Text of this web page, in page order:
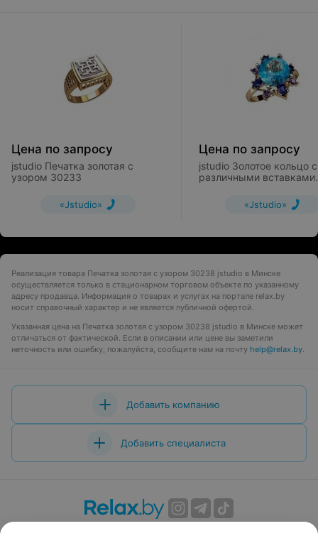
Цена по запросу
jstudio Печатка золотая с
узором 30233
«Jstudio»
Цена по запросу
jstudio Золотое кольцо с
различными вставками
«Jstudio»
Реализация товара Печатка золотая с узором 30238 jstudio в Минске
осуществляется только в стационарном торговом объекте по указанному
адресу продавца. Информация о товарах и услугах на портале relax.by
носит справочный характер и не является публичной офертой.
Указанная цена на Печатка золотая с узором 30238 jstudio в Минске может
отличаться от фактической. Если в описании или цене вы заметили
неточность или ошибку, пожалуйста, сообщите нам на почту help@relax.by.
Добавить компанию
Добавить специалиста